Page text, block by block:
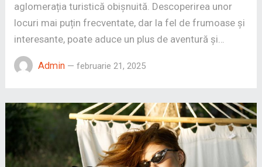
aglomerația turistică obișnuită. Descoperirea unor
locuri mai puțin frecventate, dar la fel de frumoase și
interesante, poate aduce un plus de aventură și…
Admin— februarie 21, 2025